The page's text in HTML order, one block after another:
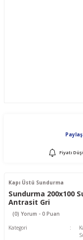
Paylaş
Fiyatı
Kapı Üstü Sundurma
Sundurma 200x100
Antrasit Gri
(0) Yorum - 0 Puan
Kategori